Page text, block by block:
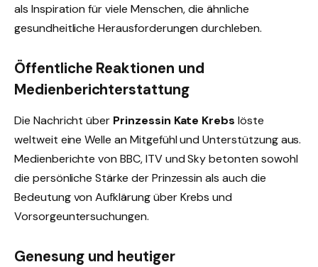
als Inspiration für viele Menschen, die ähnliche
gesundheitliche Herausforderungen durchleben.
Öffentliche Reaktionen und
Medienberichterstattung
Die Nachricht über Prinzessin Kate Krebs löste
weltweit eine Welle an Mitgefühl und Unterstützung aus.
Medienberichte von BBC, ITV und Sky betonten sowohl
die persönliche Stärke der Prinzessin als auch die
Bedeutung von Aufklärung über Krebs und
Vorsorgeuntersuchungen.
Genesung und heutiger